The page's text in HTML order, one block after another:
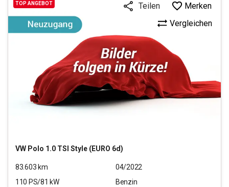
TOP ANGEBOT
VW Polo 1.0 TSI Style (EURO 6d)
Vergleichen
Teilen Merken
83.603 km
04/2022
110 PS/81 kW
Benzin